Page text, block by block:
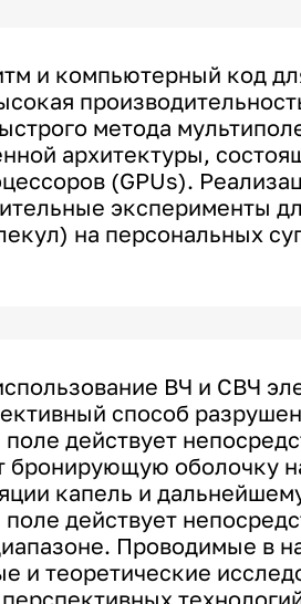
и компьютерный код
метода
архитектуры,
(GPUs).
эксперименты
на персональных
ВЧ и СВЧ
способ
поле действует
бронирующую оболочку
капель и
действует
Проводимые в
и теоретические